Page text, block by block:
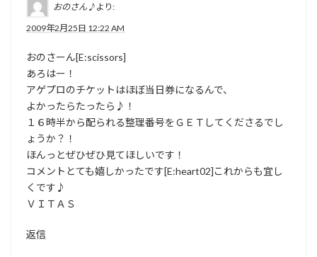
おのさん♪ より:
2009年2月25日 12:22 AM
おのさーん[E:scissors]
あろはー！
アゲプロのチケットはほぼ当日券になるんで、
よかったらたったら♪！
１６時半から配られる整理番号をＧＥＴしてくださるでし
ょうか？！
ほんっとぜひぜひ見てほしいです！
コメントとても嬉しかったです[E:heart02]これからも宜し
くです♪
ＶＩＴＡＳ
返信